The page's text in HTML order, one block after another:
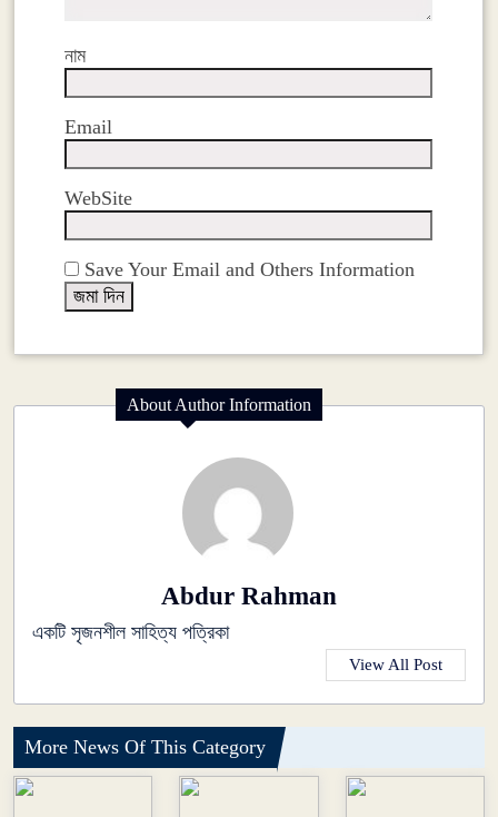
নাম
Email
WebSite
Save Your Email and Others Information
About Author Information
Abdur Rahman
একটি সৃজনশীল সাহিত্য পত্রিকা
View All Post
More News Of This Category